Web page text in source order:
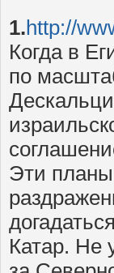
1.http://
Когда в
по
Эти планы
Катар. Не